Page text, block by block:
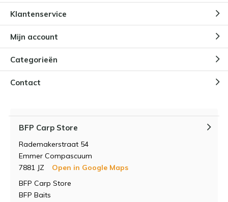
Klantenservice
Mijn account
Categorieën
Contact
BFP Carp Store
Rademakerstraat 54
Emmer Compascuum
7881 JZ
Open in Google Maps
BFP Carp Store
BFP Baits